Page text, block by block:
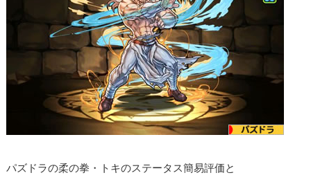
パズドラの柔の拳・トキのステータス簡易評価と